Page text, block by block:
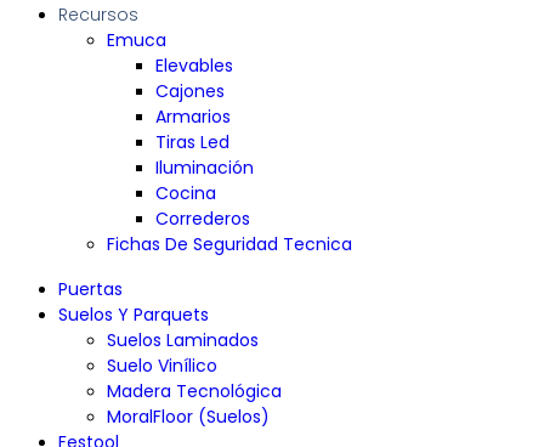
Recursos
Emuca
Elevables
Cajones
Armarios
Tiras Led
Iluminación
Cocina
Correderos
Fichas De Seguridad Tecnica
Puertas
Suelos Y Parquets
Suelos Laminados
Suelo Vinílico
Madera Tecnológica
MoralFloor (Suelos)
Festool